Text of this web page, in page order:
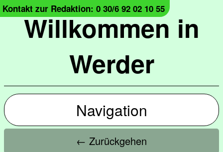
Willkommen in
Werder
Kontakt zur Redaktion: 0 30/6 92 02 10 55
Navigation
← Zurückgehen